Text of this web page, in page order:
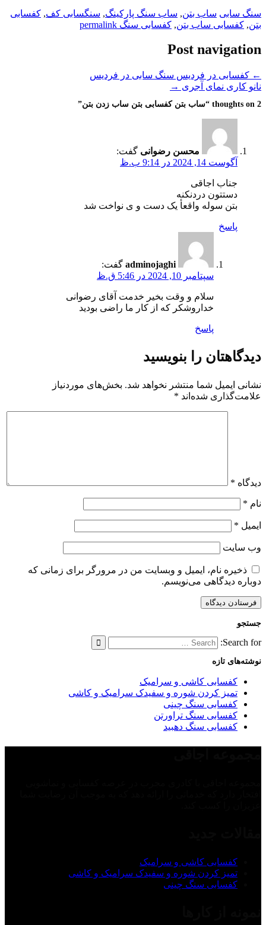
سنگ سابی ساب بتن, ساب سنگ پارکینگ, سنگسابی کف, کفسابی
بتن, کفسابی ساب بتن, کفسابی سنگ
Post navigation
← کفسابی در فردیس سنگ سابی در فردیس
نانو کاری نمای آجری →
2 thoughts on “ ساب بتن کفسابی بتن ساب زدن بتن”
محسن رضوانی گفت:
آگوست 14, 2024 در 9:14 ب.ظ
جناب اجاقی
دستتون دردنکنه
بتن سوله واقعأ یک دست و ی نواخت شد
پاسخ
adminojaghi گفت:
سپتامبر 10, 2024 در 5:46 ق.ظ
سلام و وقت بخیر خدمت آقای رضوانی
خداروشکر که از کار ما راضی بودید
پاسخ
دیدگاهتان را بنویسید
نشانی ایمیل شما منتشر نخواهد شد. بخش‌های موردنیاز
علامت‌گذاری شده‌اند *
دیدگاه *
نام *
ایمیل *
وب‌ سایت
ذخیره نام، ایمیل و وبسایت من در مرورگر برای زمانی که
دوباره دیدگاهی می‌نویسم.
جستجو
Search for:
نوشته‌های تازه
کفسابی کاشی و سرامیک
تمیز کردن شوره و سفیدک سرامیک و کاشی
کفسابی سنگ چینی
کفسابی سنگ تراورتن
کفسابی سنگ دهبید
کفسابی کاشی و سرامیک
تمیز کردن شوره و سفیدک سرامیک و کاشی
کفسابی سنگ چینی